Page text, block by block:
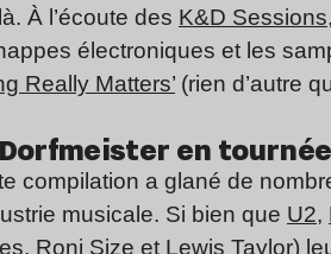
À l’écoute des K&D Sessions
électroniques et les
Really Matters’ (rien d’autre
en
compilation a glané de
musicale. Si bien que U2,
Roni Size et Lewis Taylor)